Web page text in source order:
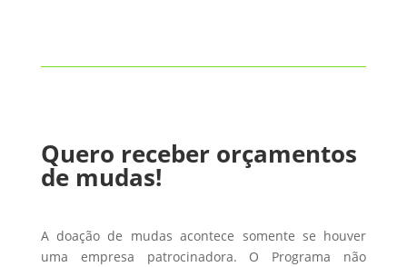
Quero receber orçamentos
de mudas!
A doação de mudas acontece somente se houver
uma empresa patrocinadora. O Programa não